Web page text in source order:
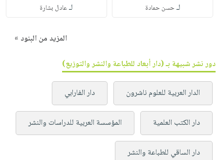
لـحسن حمادة لـعادل بشارة
المزيد من البنود »
دور نشر شبيهة بـ (دار أبعاد للطباعة والنشر والتوزيع)
الدار العربية للعلوم ناشرون دار الفارابي
دار الكتب العلمية المؤسسة العربية للدراسات والنشر
دار الساقي للطباعة والنشر